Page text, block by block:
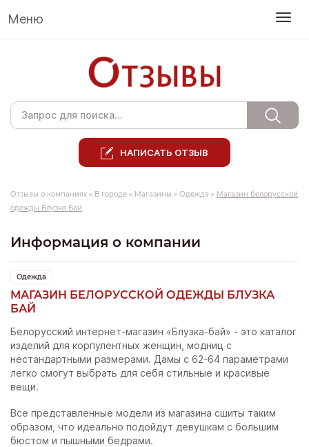
Меню
НАПИСАТЬ ОТЗЫВ
Отзывы о компаниях » В городе » Магазины » Одежда » Магазин белорусской
одежды Блузка Бай
Информация о компании
Одежда
МАГАЗИН БЕЛОРУССКОЙ ОДЕЖДЫ БЛУЗКА
БАЙ
Белорусский интернет-магазин «Блузка-бай» - это каталог
изделий для корпулентных женщин, модниц с
нестандартными размерами. Дамы с 62-64 параметрами
легко смогут выбрать для себя стильные и красивые
вещи.
Все представленные модели из магазина сшиты таким
образом, что идеально подойдут девушкам с большим
бюстом и пышными бедрами.